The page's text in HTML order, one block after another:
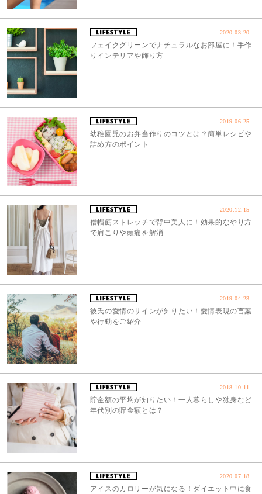
2020.03.20
フェイクグリーンでナチュラルなお部屋に！手作
りインテリアや飾り方
2019.06.25
幼稚園児のお弁当作りのコツとは？簡単レシピや
詰め方のポイント
2020.12.15
僧帽筋ストレッチで背中美人に！効果的なやり方
で肩こりや頭痛を解消
2019.04.23
彼氏の愛情のサインが知りたい！愛情表現の言葉
や行動をご紹介
2018.10.11
貯金額の平均が知りたい！一人暮らしや独身など
年代別の貯金額とは？
2020.07.18
アイスのカロリーが気になる！ダイエット中に食